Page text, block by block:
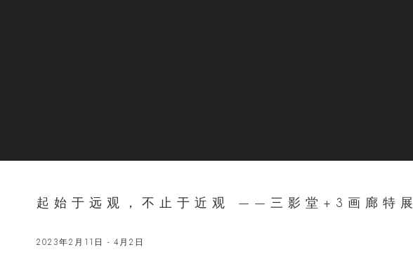
起始于远观，不止于近观 ——三影堂+3画廊特展
2023年2月11日 - 4月2日